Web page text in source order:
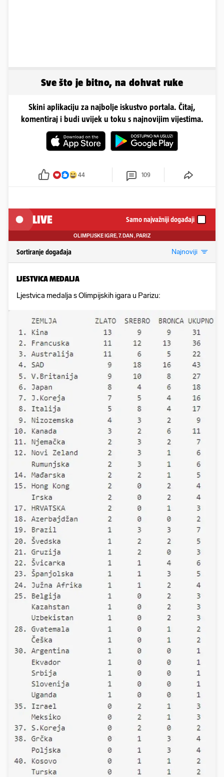
Sve što je bitno, na dohvat ruke
Skini aplikaciju za najbolje iskustvo portala. Čitaj,
komentiraj i budi uvijek u toku s najnovijim vijestima.
44 109
LIVE Samo najvažniji događaji
OLIMPIJSKE IGRE, 7. DAN , PARIZ
Sortiranje događaja Najnoviji
LJESTVICA MEDALJA
Ljestvica medalja s Olimpijskih igara u Parizu: